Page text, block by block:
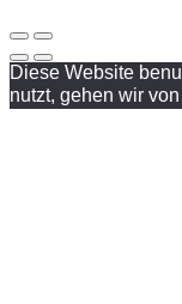
Diese Website
nutzt, gehen wir